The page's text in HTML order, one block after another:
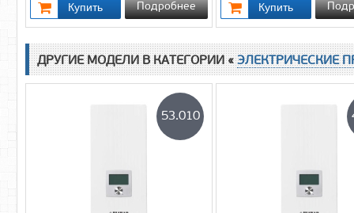
Подробнее
ДРУГИЕ МОДЕЛИ В КАТЕГОРИИ «ЭЛЕКТРИЧЕСКИЕ
53.010